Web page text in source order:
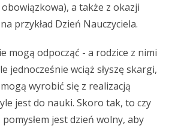
a także z okazji
przykład Dzień Nauczyciela.
mogą odpocząć - a rodzice z nimi
jednocześnie wciąż słyszę skargi,
wyrobić się z realizacją
jest do nauki. Skoro tak, to czy
jest dzień wolny, aby